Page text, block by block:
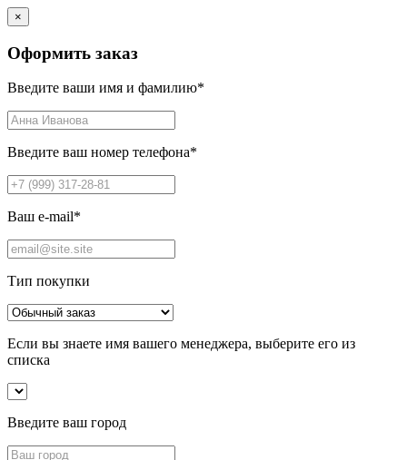
×
Оформить заказ
Введите ваши имя и фамилию*
Введите ваш номер телефона*
Ваш e-mail*
Тип покупки
Если вы знаете имя вашего менеджера, выберите его из
списка
Введите ваш город